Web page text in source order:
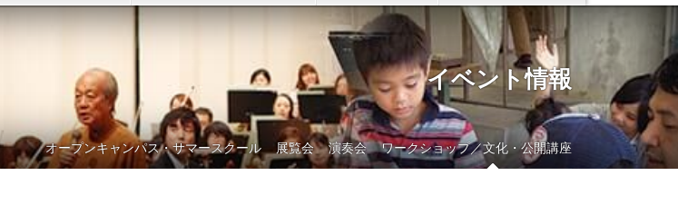
イベント情報
オープンキャンパス・サマースクール 展覧会 演奏会 ワークショップ／文化・公開講座